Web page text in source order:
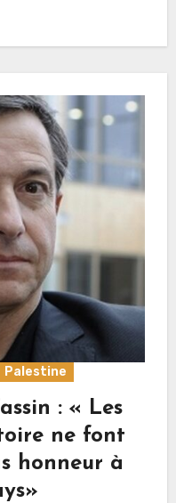
Palestine
: « Les
ne font
honneur à